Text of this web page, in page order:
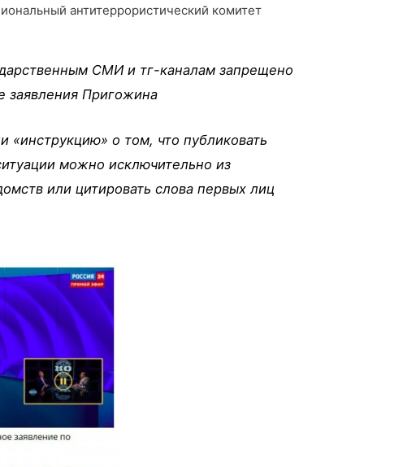
антитеррористический комитет
СМИ и тг-каналам запрещено
заявления Пригожина
«инструкцию» о том, что публиковать
можно исключительно из
или цитировать слова первых лиц